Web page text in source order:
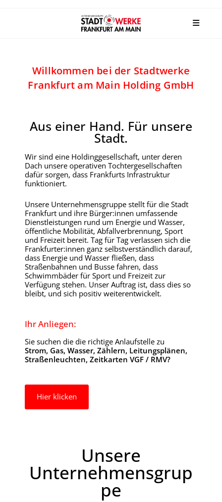
Willkommen bei der Stadtwerke
Frankfurt am Main Holding GmbH
Aus einer Hand. Für unsere
Stadt.
Wir sind eine Holdinggesellschaft, unter deren
Dach unsere operativen Tochtergesellschaften
dafür sorgen, dass Frankfurts Infrastruktur
funktioniert.
Unsere Unternehmensgruppe stellt für die Stadt
Frankfurt und ihre Bürger:innen umfassende
Dienstleistungen rund um Energie und Wasser,
öffentliche Mobilität, Abfall­verbrennung, Sport
und Freizeit bereit. Tag für Tag verlassen sich die
Frank­furter:innen ganz selbstver­ständlich darauf,
dass Energie und Wasser fließen, dass
Straßenbahnen und Busse fahren, dass
Schwimmbäder für Sport und Freizeit zur
Verfügung stehen. Unser Auftrag ist, dass dies so
bleibt, und sich positiv weiter­ent­wickelt.
Ihr Anliegen:
Sie suchen die die richtige Anlaufstelle zu
Strom, Gas, Wasser, Zählern, Leitungsplänen,
Straßenleuchten, Zeitkarten VGF / RMV?
Hier klicken
Unsere
Unternehmensgrup
pe